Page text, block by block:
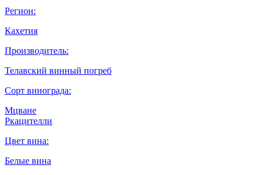
Регион:
Кахетия
Производитель:
Телавский винный погреб
Сорт винограда:
Мцване
Ркацителли
Цвет вина:
Белые вина